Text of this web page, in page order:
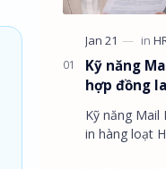
Kỹ năng
hợp đồng
Kỹ năng
in hàng loạt